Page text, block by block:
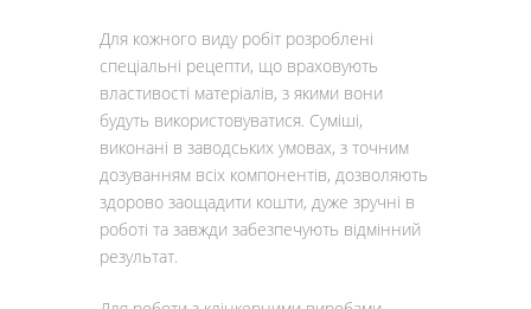
Для кожного виду робіт розроблені
спеціальні рецепти, що враховують
властивості матеріалів, з якими вони
будуть використовуватися. Суміші,
виконані в заводських умовах, з точним
дозуванням всіх компонентів, дозволяють
здорово заощадити кошти, дуже зручні в
роботі та завжди забезпечують відмінний
результат.